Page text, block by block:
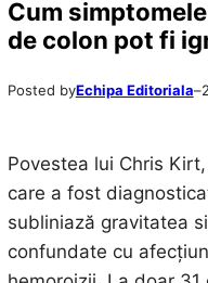
Cum
de colon pot fi
Posted byEchipa Editoriala–
Povestea lui Chris
care a fost
subliniază gravitatea
confundate cu